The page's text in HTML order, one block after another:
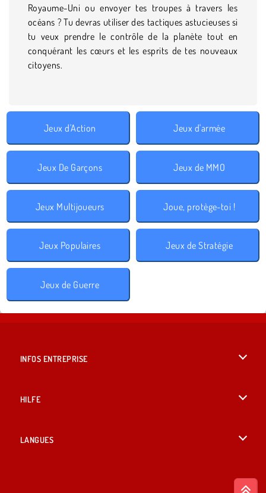
Royaume-Uni ou envoyer tes troupes à travers les
océans ? Tu devras utiliser des tactiques astucieuses si
tu veux prendre le contrôle de la planète tout en
conquérant les cœurs et les esprits de tes nouveaux
citoyens.
Jeux d'Action Jeux d'armée
Jeux De Garçons Jeux de MMO
Jeux Multijoueurs Joue, protège-toi !
Jeux Populaires Jeux de Stratégie
Jeux de Guerre
INFOS ENTREPRISE
HILFE
LANGUES